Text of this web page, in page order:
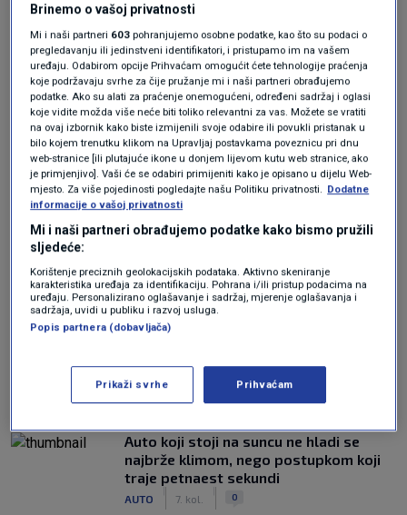
NAJČITANIJE
Auto koji stoji na suncu ne hladi se
najbrže klimom, nego postupkom koji
traje petnaest sekundi
AUTO 7. kol. 0
Brinemo o vašoj privatnosti
Mi i naši partneri 603 pohranjujemo osobne podatke, kao što su podaci o
pregledavanju ili jedinstveni identifikatori, i pristupamo im na vašem
uređaju. Odabirom opcije Prihvaćam omogućit ćete tehnologije praćenja
koje podržavaju svrhe za čije pružanje mi i naši partneri obrađujemo
podatke. Ako su alati za praćenje onemogućeni, određeni sadržaj i oglasi
koje vidite možda više neće biti toliko relevantni za vas. Možete se vratiti
na ovaj izbornik kako biste izmijenili svoje odabire ili povukli pristanak u
bilo kojem trenutku klikom na Upravljaj postavkama poveznicu pri dnu
web-stranice [ili plutajuće ikone u donjem lijevom kutu web stranice, ako
je primjenjivo]. Vaši će se odabiri primijeniti kako je opisano u dijelu Web-
mjesto. Za više pojedinosti pogledajte našu Politiku privatnosti.
Dodatne
informacije o vašoj privatnosti
Mi i naši partneri obrađujemo podatke kako bismo pružili
sljedeće:
Korištenje preciznih geolokacijskih podataka. Aktivno skeniranje
karakteristika uređaja za identifikaciju. Pohrana i/ili pristup podacima na
uređaju. Personalizirano oglašavanje i sadržaj, mjerenje oglašavanja i
sadržaja, uvidi u publiku i razvoj usluga.
Popis partnera (dobavljača)
Prikaži svrhe Prihvaćam